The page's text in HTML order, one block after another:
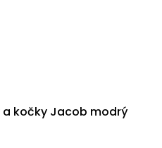
kočky Jacob modrý